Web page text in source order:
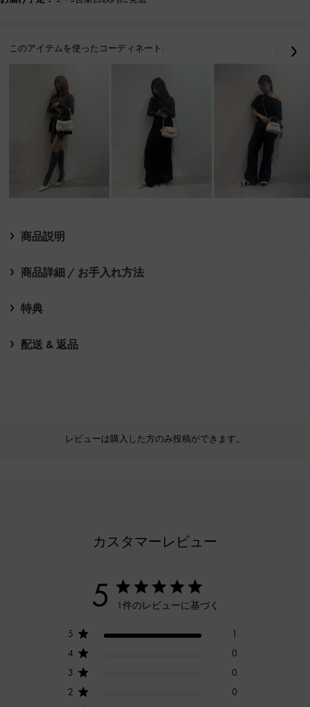
このアイテムを使ったコーディネート: 戻る
商品説明
商品詳細 / お手入れ方法
特典
配送 & 返品
レビューは購入した方のみ投稿ができます。
カスタマーレビュー
5 1件のレビューに基づく
5
1
4
0
3
0
2
0